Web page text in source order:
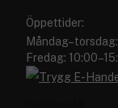
Öppettider:
Fredag: